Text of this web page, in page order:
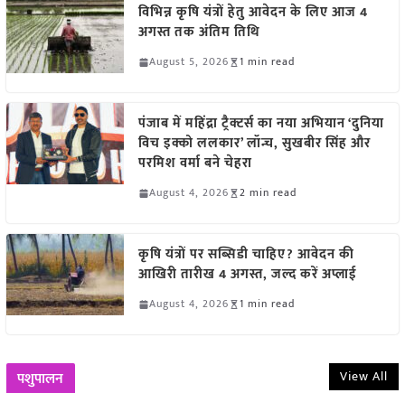
विभिन्न कृषि यंत्रों हेतु आवेदन के लिए आज 4
अगस्त तक अंतिम तिथि
August 5, 2026 1 min read
पंजाब में महिंद्रा ट्रैक्टर्स का नया अभियान ‘दुनिया
विच इक्को ललकार’ लॉन्च, सुखबीर सिंह और
परमिश वर्मा बने चेहरा
August 4, 2026 2 min read
कृषि यंत्रों पर सब्सिडी चाहिए? आवेदन की
आखिरी तारीख 4 अगस्त, जल्द करें अप्लाई
August 4, 2026 1 min read
पशुपालन View All